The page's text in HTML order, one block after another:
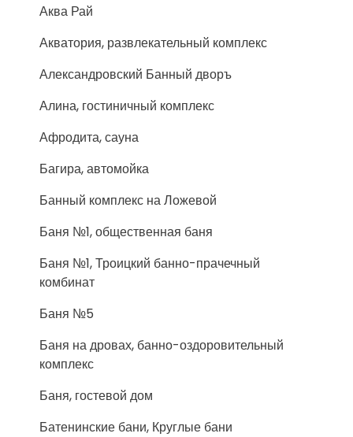
Аква Рай
Акватория, развлекательный комплекс
Александровский Банный дворъ
Алина, гостиничный комплекс
Афродита, сауна
Багира, автомойка
Банный комплекс на Ложевой
Баня №1, общественная баня
Баня №1, Троицкий банно-прачечный
комбинат
Баня №5
Баня на дровах, банно-оздоровительный
комплекс
Баня, гостевой дом
Батенинские бани, Круглые бани